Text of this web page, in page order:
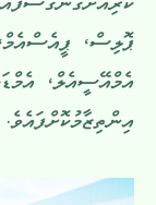
ޕޮލިސް،
އެމްއޭސީއެލް،
އިންތިޒާމުކޮށްފައެވެ.